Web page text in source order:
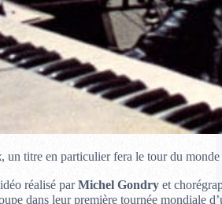
, un titre en particulier fera le tour du
réalisé parMichel Gondry et
dans leur première tournée mondiale